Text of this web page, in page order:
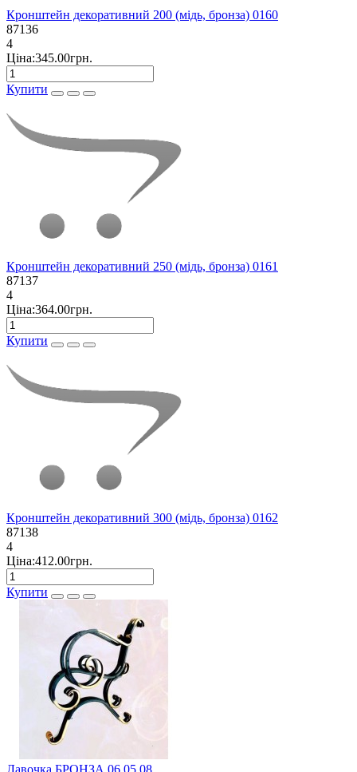
Кронштейн декоративний 200 (мідь, бронза) 0160
87136
4
Ціна:345.00грн.
Купити
Кронштейн декоративний 250 (мідь, бронза) 0161
87137
4
Ціна:364.00грн.
Купити
Кронштейн декоративний 300 (мідь, бронза) 0162
87138
4
Ціна:412.00грн.
Купити
Лавочка БРОНЗА 06,05,08